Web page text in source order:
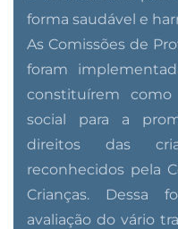
forma saudável e
As Comissões de
foram
constituírem
social para a
direitos das
reconhecidos pela
Crianças. Dessa
avaliação do vário